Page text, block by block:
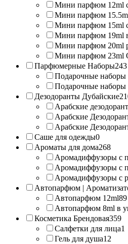
Мини парфюм 12ml
Мини парфюм
Мини парфюм 15ml
Мини парфюм 19ml
Мини парфюм 20ml
Мини парфюм 23ml
Парфюмерные Наборы243
Подарочные наборы
Подарочные наборы
Дезодоранты Дубайские
Арабские
Арабские
Арабские
Саше для одежды0
Ароматы для дома268
Аромадиффузоры с
Аромадиффузоры с
Аромадиффузоры с
Автопарфюм |
Автопарфюм 12ml89
Автопарфюм 8ml в
Косметика Брендовая359
Салфетки для лица1
Гель для душа12